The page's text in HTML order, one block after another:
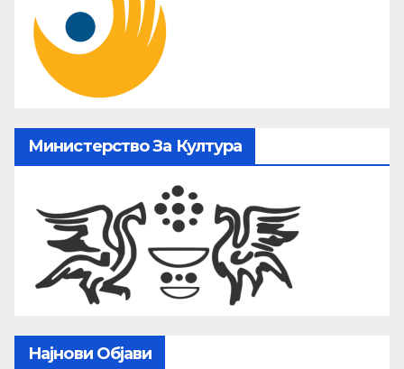
Министерство За Култура
Најнови Објави